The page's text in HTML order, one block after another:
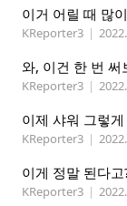
이거 어릴 때 많
KReporter3 |
와, 이건 한 번 써
KReporter3 |
이제 샤워 그렇
KReporter3 |
이게 정말 된다
KReporter3 |